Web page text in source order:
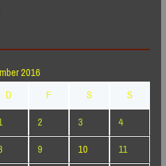
2016
D F S
S
2 3
4
9 10
11